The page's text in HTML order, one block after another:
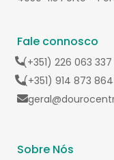
Fale connosco
(+351) 226 063 337
(+351) 914 873 864
Sobre Nós